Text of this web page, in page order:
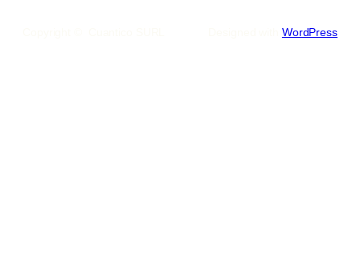
WordPress